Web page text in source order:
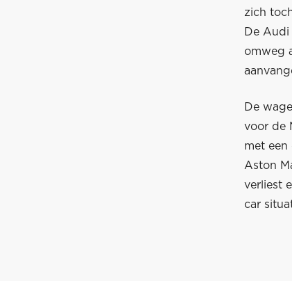
zich
De
omweg
De
voor de
met
Aston
verliest
car